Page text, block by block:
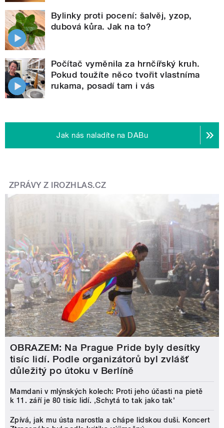
Bylinky proti pocení: šalvěj, yzop,
dubová kůra. Jak na to?
Počítač vyměnila za hrnčířský kruh.
Pokud toužíte něco tvořit vlastníma
rukama, posadí tam i vás
Jak nás naladíte na DABu
ZPRÁVY Z IROZHLAS.CZ
OBRAZEM: Na Prague Pride byly desítky
tisíc lidí. Podle organizátorů byl zvlášť
důležitý po útoku v Berlíně
Mamdani v mlýnských kolech: Proti jeho účasti na pietě
k 11. září je 80 tisíc lidí. ‚Schytá to tak jako tak'
Zpívá, jak mu ústa narostla a chápe lidskou duši. Koncert